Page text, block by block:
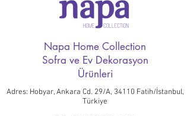
Napa Home Collection
Sofra ve Ev Dekorasyon
Ürünleri
Adres: Hobyar, Ankara Cd. 29/A, 34110 Fatih/İstanbul,
Türkiye